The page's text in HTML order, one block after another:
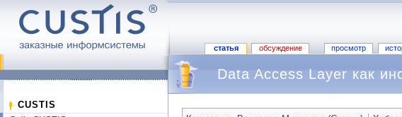
статья обсуждение просмотр
CUSTIS
Data Access Layer как